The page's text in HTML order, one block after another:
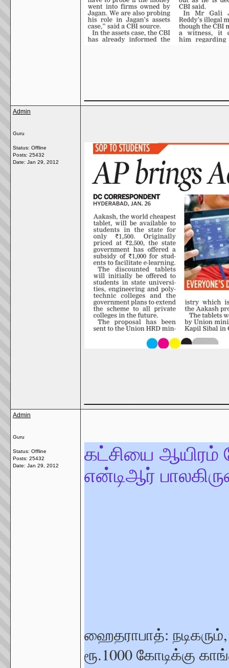
Admin
Guru
Status: Offline
Posts: 25432
Date: Jan 29, 2012
Admin
Guru
Status: Offline
Posts: 25432
Date: Jan 29, 2012
கட்சியை ஆயிரம்
என்டிஆர்
ஹைதராபாத்:
ரூ.1000 கோடிக்கு